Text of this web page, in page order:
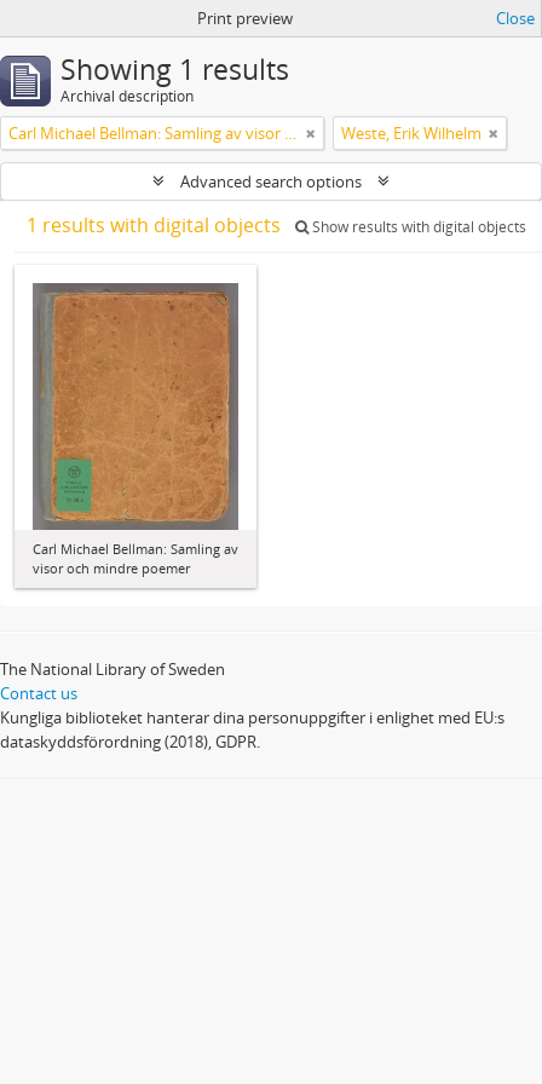
Print preview Close
Showing 1 results
Archival description
Carl Michael Bellman: Samling av visor och mindre poemer Weste, Erik Wilhelm
Advanced search options
1 results with digital objects Show results with digital objects
Carl Michael Bellman: Samling av
visor och mindre poemer
The National Library of Sweden
Contact us
Kungliga biblioteket hanterar dina personuppgifter i enlighet med EU:s
dataskyddsförordning (2018), GDPR.